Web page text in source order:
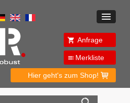
Anfrage
Merkliste
Hier geht's zum Shop!